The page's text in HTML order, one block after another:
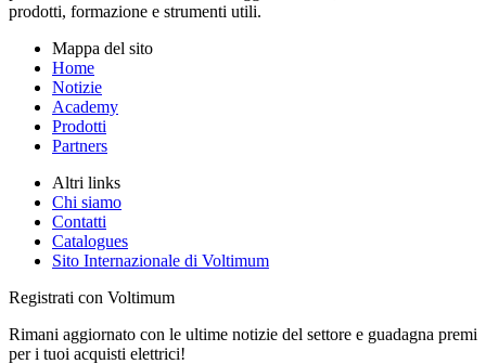
prodotti, formazione e strumenti utili.
Mappa del sito
Home
Notizie
Academy
Prodotti
Partners
Altri links
Chi siamo
Contatti
Catalogues
Sito Internazionale di Voltimum
Registrati con Voltimum
Rimani aggiornato con le ultime notizie del settore e guadagna premi
per i tuoi acquisti elettrici!